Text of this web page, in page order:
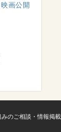
画公開
のご相談・情報掲